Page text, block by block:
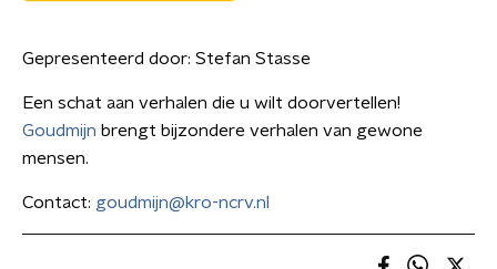
Gepresenteerd door: Stefan Stasse
Een schat aan verhalen die u wilt doorvertellen!
Goudmijn brengt bijzondere verhalen van gewone
mensen.
Contact: goudmijn@kro-ncrv.nl